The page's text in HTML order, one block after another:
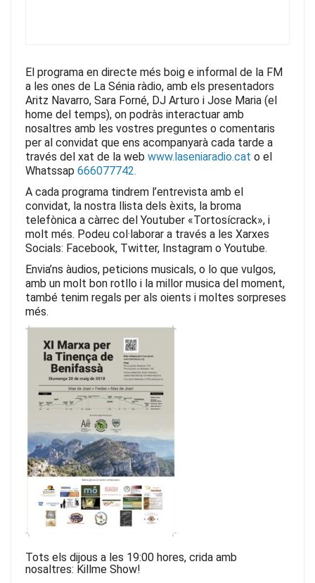
El programa en directe més boig e informal de la FM
a les ones de La Sénia ràdio, amb els presentadors
Aritz Navarro, Sara Forné, DJ Arturo i Jose Maria (el
home del temps), on podràs interactuar amb
nosaltres amb les vostres preguntes o comentaris
per al convidat que ens acompanyarà cada tarde a
través del xat de la web www.laseniaradio.cat o el
Whatssap 666077742.
A cada programa tindrem l’entrevista amb el
convidat, la nostra llista dels èxits, la broma
telefònica a càrrec del Youtuber «Tortosícrack», i
molt més. Podeu col·laborar a través a les Xarxes
Socials: Facebook, Twitter, Instagram o Youtube.
Envia’ns àudios, peticions musicals, o lo que vulgos,
amb un molt bon rotllo i la millor musica del moment,
també tenim regals per als oients i moltes sorpreses
més.
Tots els dijous a les 19:00 hores, crida amb
nosaltres: Killme Show!